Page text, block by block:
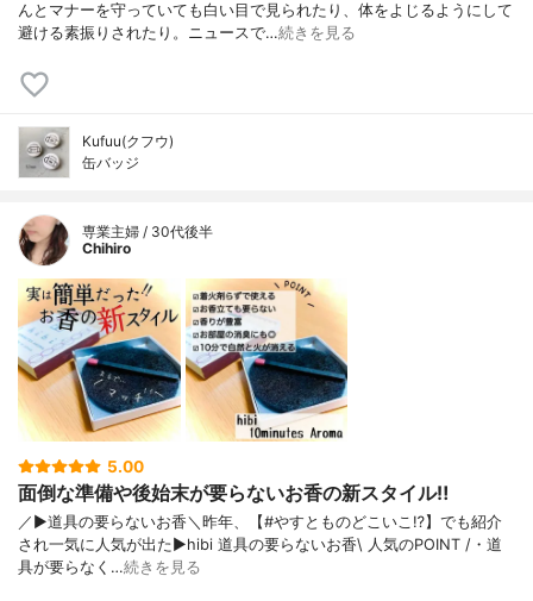
んとマナーを守っていても白い目で見られたり、体をよじるようにして
避ける素振りされたり。ニュースで…続きを見る
Kufuu(クフウ)
缶バッジ
専業主婦 / 30代後半
Chihiro
5.00
面倒な準備や後始末が要らないお香の新スタイル‼︎
／▶︎道具の要らないお香＼昨年、【#やすとものどこいこ⁉︎】でも紹介
され一気に人気が出た▶︎hibi 道具の要らないお香\ 人気のPOINT /・道
具が要らなく…続きを見る